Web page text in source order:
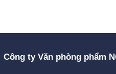
Công ty Văn phòng phẩm